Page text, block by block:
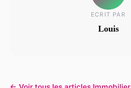
ECRIT PAR
Louis